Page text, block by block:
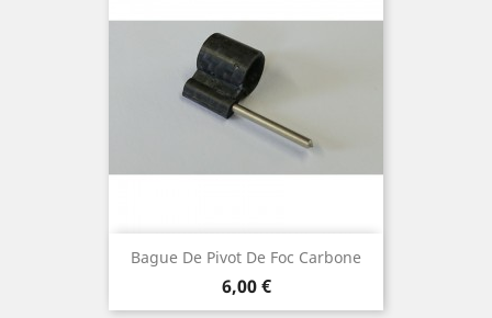
Bague De Pivot De Foc Carbone
Prix
6,00 €